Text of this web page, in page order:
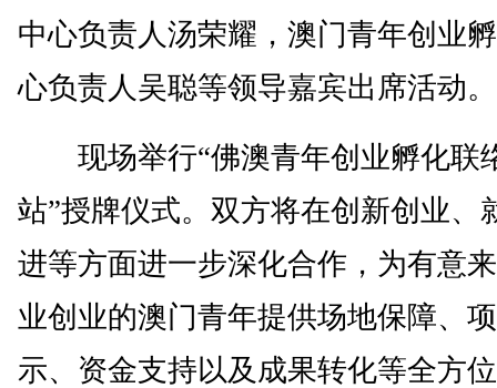
中心负责人汤荣耀，澳门青年创业
心负责人吴聪等领导嘉宾出席活动。
现场举行“佛澳青年创业孵化联
站”授牌仪式。双方将在创新创业、
进等方面进一步深化合作，为有意
业创业的澳门青年提供场地保障、
示、资金支持以及成果转化等全方